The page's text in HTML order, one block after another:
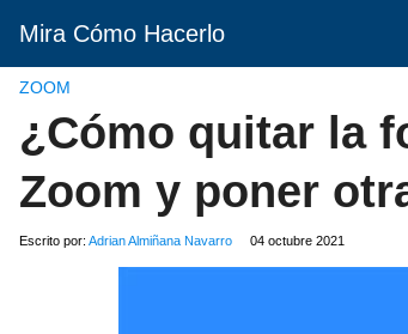
Mira Cómo Hacerlo
ZOOM
¿Cómo quitar la
Zoom y poner
Escrito por: Adrian Almiñana Navarro 04 octubre 2021